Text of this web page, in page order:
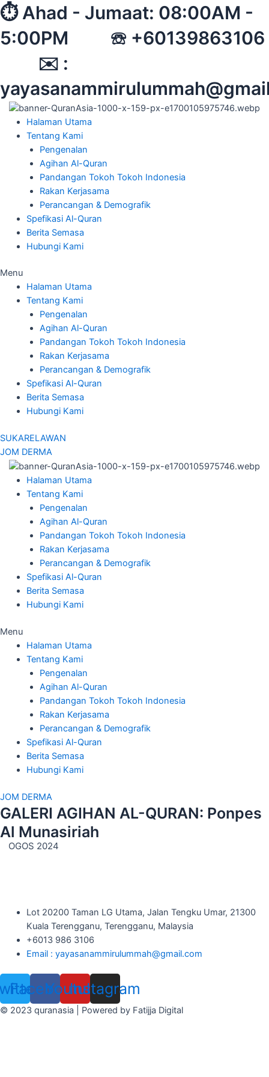
Skip
to
content
⏱︎ Ahad - Jumaat: 08:00AM -
5:00PM ☏ +60139863106
✉︎ :
Halaman Utama
Tentang Kami
Pengenalan
Agihan Al-Quran
Pandangan Tokoh Tokoh Indonesia
Rakan Kerjasama
Perancangan & Demografik
Spefikasi Al-Quran
Berita Semasa
Hubungi Kami
Menu
Halaman Utama
Tentang Kami
Pengenalan
Agihan Al-Quran
Pandangan Tokoh Tokoh Indonesia
Rakan Kerjasama
Perancangan & Demografik
Spefikasi Al-Quran
Berita Semasa
Hubungi Kami
SUKARELAWAN
JOM DERMA
Halaman Utama
Tentang Kami
Pengenalan
Agihan Al-Quran
Pandangan Tokoh Tokoh Indonesia
Rakan Kerjasama
Perancangan & Demografik
Spefikasi Al-Quran
Berita Semasa
Hubungi Kami
Menu
Halaman Utama
Tentang Kami
Pengenalan
Agihan Al-Quran
Pandangan Tokoh Tokoh Indonesia
Rakan Kerjasama
Perancangan & Demografik
Spefikasi Al-Quran
Berita Semasa
Hubungi Kami
JOM DERMA
GALERI AGIHAN AL-QURAN: Ponpes
Al Munasiriah
OGOS 2024
Lot 20200 Taman LG Utama, Jalan Tengku Umar, 21300
Kuala Terengganu, Terengganu, Malaysia
+6013 986 3106
Email : yayasanammirulummah@gmail.com
Facebook
Youtube
Instagram
© 2023 quranasia | Powered by Fatijja Digital